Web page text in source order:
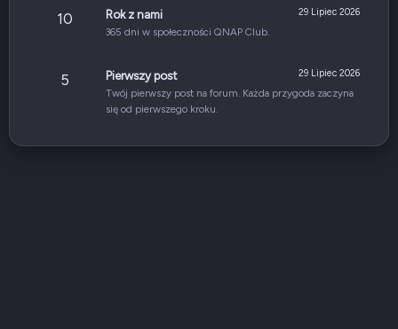
10 29 Lipiec 2026
Rok z nami
365 dni w społeczności QNAP Club.
5 29 Lipiec 2026
Pierwszy post
Twój pierwszy post na forum. Każda przygoda zaczyna
się od pierwszego kroku.